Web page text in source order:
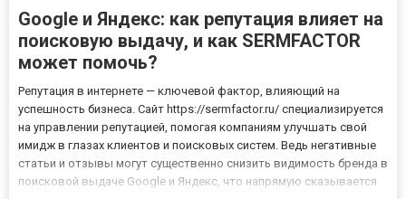
Google и Яндекс: как репутация влияет на
поисковую выдачу, и как SERMFACTOR
может помочь?
Репутация в интернете — ключевой фактор, влияющий на
успешность бизнеса. Сайт https://sermfactor.ru/ специализируется
на управлении репутацией, помогая компаниям улучшать свой
имидж в глазах клиентов и поисковых систем. Ведь негативные
статьи и отзывы могут существенно снизить видимость бренда в
поисковой выдаче Google и Яндекс, что напрямую сказывается